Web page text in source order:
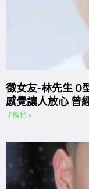
徵女友-林先生 O
感覺讓人放心 曾
了解他 »